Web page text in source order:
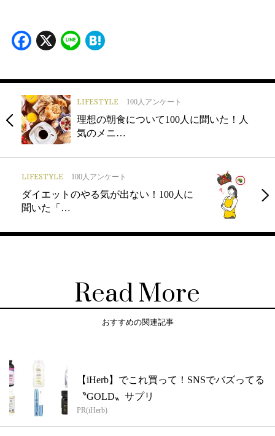
Facebook
X Line
LIFESTYLE 100人アンケート
理想の朝食について100人に聞いた！人
気のメニ…
LIFESTYLE 100人アンケート
ダイエットのやる気が出ない！100人に
聞いた「…
Read More
おすすめの関連記事
【iHerb】でこれ買って！SNSでバズってる
〝GOLD〟サプリ
PR(iHerb)